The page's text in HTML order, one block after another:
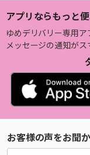
アプリならもっと
ゆめデリバリー専用ア
メッセージの通知がス
お客様の声をお聞